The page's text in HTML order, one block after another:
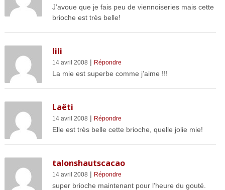
J’avoue que je fais peu de viennoiseries mais cette
brioche est très belle!
lili
14 avril 2008 | Répondre
La mie est superbe comme j’aime !!!
Laëti
14 avril 2008 | Répondre
Elle est très belle cette brioche, quelle jolie mie!
talonshautscacao
14 avril 2008 | Répondre
super brioche maintenant pour l’heure du gouté.